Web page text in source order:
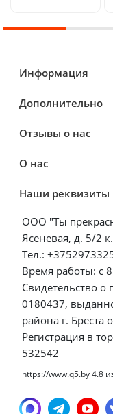
Информация
Дополнительно
Отзывы о нас
О нас
Наши реквизиты
ООО "Ты
Ясеневая, д. 5/2
Тел.:
Время работы: с
Свидетельство о
0180437,
района г. Бреста
Регистрация в
532542
https://www.q5.by4.8